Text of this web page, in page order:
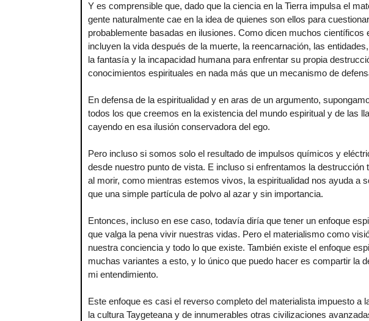
Y es comprensible que, dado que la ciencia en la Tierra impulsa el
gente naturalmente cae en la idea de quienes son ellos para
probablemente basadas en ilusiones. Como dicen muchos
incluyen la vida después de la muerte, la reencarnación, las
la fantasía y la incapacidad humana para enfrentar su propia
conocimientos espirituales en nada más que un mecanismo de
En defensa de la espiritualidad y en aras de un argumento,
todos los que creemos en la existencia del mundo espiritual y de las
cayendo en esa ilusión conservadora del ego.
Pero incluso si somos solo el resultado de impulsos químicos y
desde nuestro punto de vista. E incluso si enfrentamos la
al morir, como mientras estemos vivos, la espiritualidad nos ayuda a
que una simple partícula de polvo al azar y sin importancia.
Entonces, incluso en ese caso, todavía diría que tener un enfoque
que valga la pena vivir nuestras vidas. Pero el materialismo como
nuestra conciencia y todo lo que existe. También existe el enfoque
muchas variantes a esto, y lo único que puedo hacer es compartir la
mi entendimiento.
Este enfoque es casi el reverso completo del materialista impuesto a
la cultura Taygeteana y de innumerables otras civilizaciones